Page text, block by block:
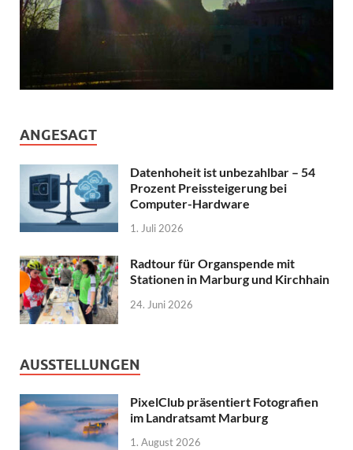
ANGESAGT
Datenhoheit ist unbezahlbar – 54
Prozent Preissteigerung bei
Computer-Hardware
1. Juli 2026
Radtour für Organspende mit
Stationen in Marburg und Kirchhain
24. Juni 2026
AUSSTELLUNGEN
PixelClub präsentiert Fotografien
im Landratsamt Marburg
1. August 2026